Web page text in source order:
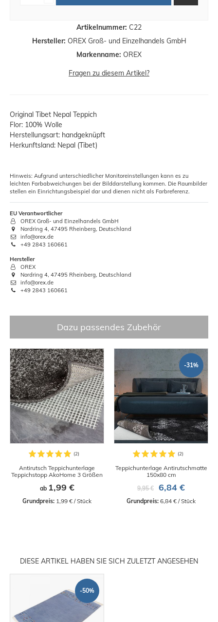
Artikelnummer: C22
Hersteller: OREX Groß- und Einzelhandels GmbH
Markenname: OREX
Fragen zu diesem Artikel?
Original Tibet Nepal Teppich
Flor: 100% Wolle
Herstellungsart: handgeknüpft
Herkunftsland: Nepal (Tibet)
Hinweis: Aufgrund unterschiedlicher Monitoreinstellungen kann es zu
leichten Farbabweichungen bei der Bilddarstellung kommen. Die Raumbilder
stellen ein Einrichtungsbeispiel dar und dienen nicht als Farbreferenz.
EU Verantwortlicher
OREX Groß- und Einzelhandels GmbH
Nordring 4, 47495 Rheinberg, Deutschland
info@orex.de
+49 2843 160661
Hersteller
OREX
Nordring 4, 47495 Rheinberg, Deutschland
info@orex.de
+49 2843 160661
Dazu passendes Zubehör
Antirutsch Teppichunterlage
Teppichstopp AkoHome 3 Größen
ab 1,99 €
Grundpreis: 1,99 € / Stück
-31%
Teppichunterlage Antirutschmatte
150x80 cm
9,95 €
6,84 €
Grundpreis: 6,84 € / Stück
DIESE ARTIKEL HABEN SIE SICH ZULETZT ANGESEHEN
-50%